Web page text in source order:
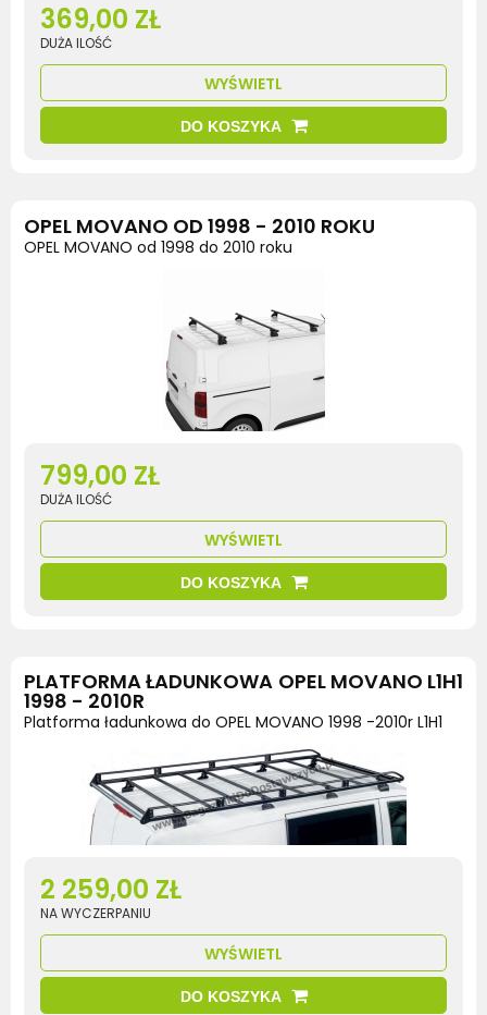
369,00 ZŁ
DUŻA ILOŚĆ
WYŚWIETL
DO KOSZYKA
OPEL MOVANO OD 1998 - 2010 ROKU
OPEL MOVANO od 1998 do 2010 roku
799,00 ZŁ
DUŻA ILOŚĆ
WYŚWIETL
DO KOSZYKA
PLATFORMA ŁADUNKOWA OPEL MOVANO L1H1
1998 - 2010R
Platforma ładunkowa do OPEL MOVANO 1998 -2010r L1H1
2 259,00 ZŁ
NA WYCZERPANIU
WYŚWIETL
DO KOSZYKA